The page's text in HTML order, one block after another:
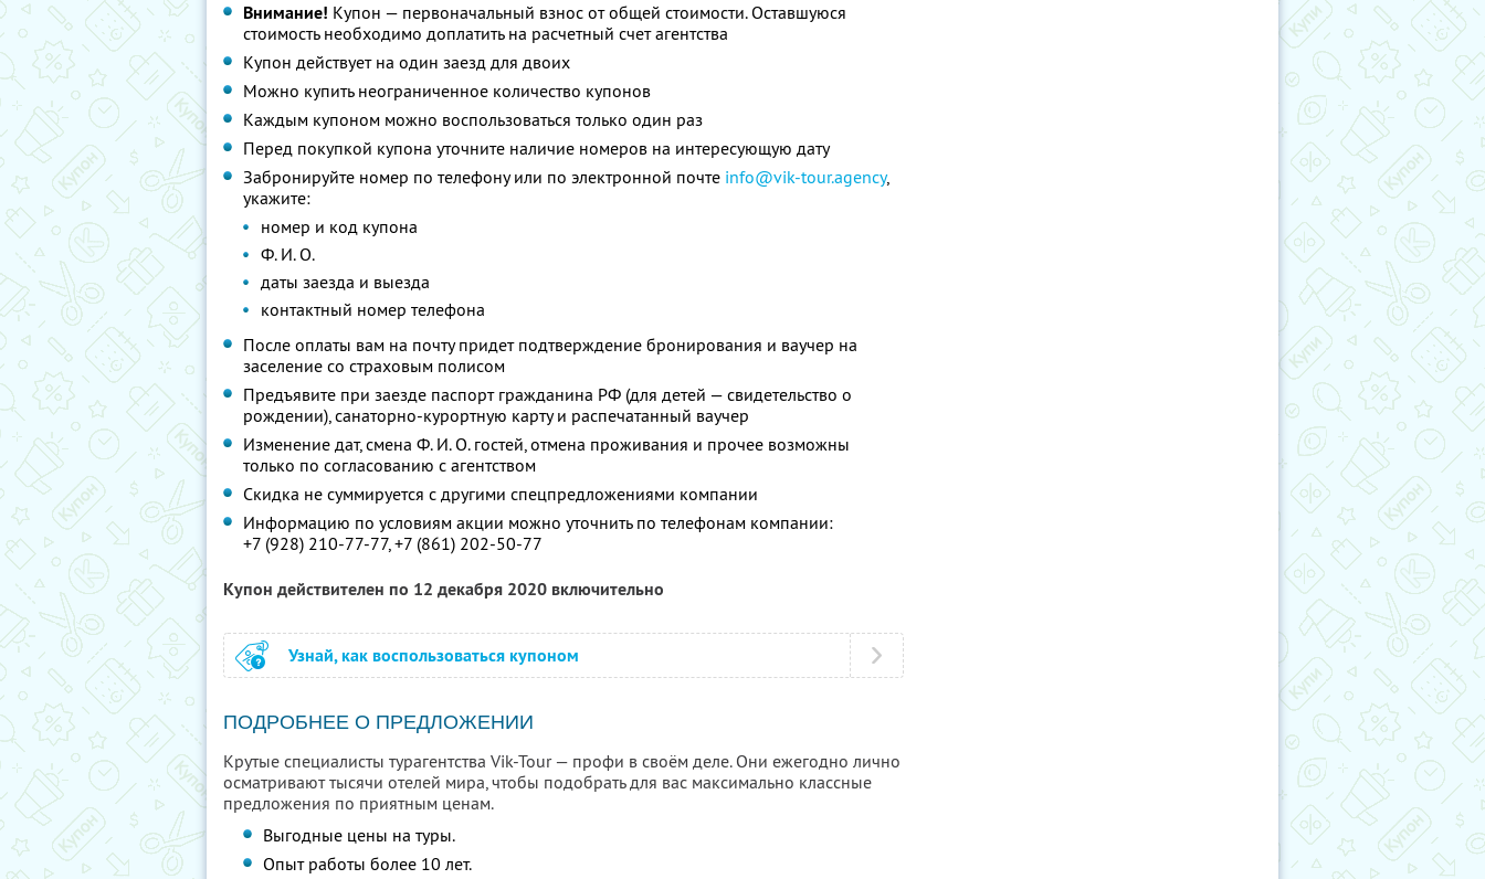
Внимание! Купон — первоначальный взнос от общей стоимости. Оставшуюся
стоимость необходимо доплатить на расчетный счет агентства
Купон действует на один заезд для двоих
Можно купить неограниченное количество купонов
Каждым купоном можно воспользоваться только один раз
Перед покупкой купона уточните наличие номеров на интересующую дату
Забронируйте номер по телефону или по электронной почте info@vik-tour.agency,
укажите:
номер и код купона
Ф. И. О.
даты заезда и выезда
контактный номер телефона
После оплаты вам на почту придет подтверждение бронирования и ваучер на
заселение со страховым полисом
Предъявите при заезде паспорт гражданина РФ (для детей — свидетельство о
рождении), санаторно-курортную карту и распечатанный ваучер
Изменение дат, смена Ф. И. О. гостей, отмена проживания и прочее возможны
только по согласованию с агентством
Скидка не суммируется с другими спецпредложениями компании
Информацию по условиям акции можно уточнить по телефонам компании:
+7 (928) 210-77-77, +7 (861) 202-50-77
Купон действителен по 12 декабря 2020 включительно
Узнай, как воспользоваться купоном
ПОДРОБНЕЕ О ПРЕДЛОЖЕНИИ
Крутые специалисты турагентства Vik-Tour — профи в своём деле. Они ежегодно лично
осматривают тысячи отелей мира, чтобы подобрать для вас максимально классные
предложения по приятным ценам.
Выгодные цены на туры.
Опыт работы более 10 лет.